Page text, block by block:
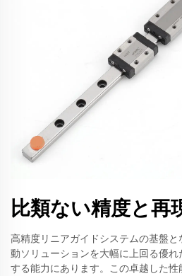
比類ない精度と再
高精度リニアガイドシステムの基盤
動ソリューションを大幅に上回る優
する能力にあります。この卓越した